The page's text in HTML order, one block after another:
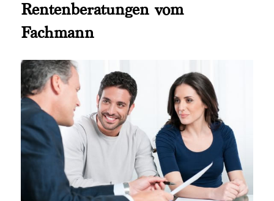
Rentenberatungen vom
Fachmann